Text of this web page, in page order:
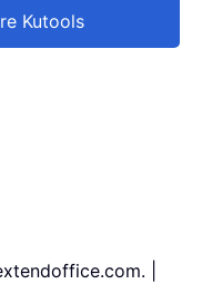
Kutools
|